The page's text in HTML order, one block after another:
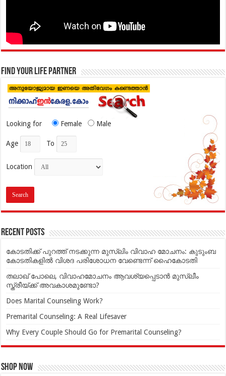
Find your life partner
Looking for Female Male
Age To
Location
Recent Posts
കോടതിക്ക് പുറത്ത് നടക്കുന്ന മുസ്‌ലിം വിവാഹ മോചനം: കുടുംബ
കോടതികളില്‍ വിശദ പരിശോധന വേണ്ടെന്ന് ഹൈകോടതി
തലാഖ് പോലെ, വിവാഹമോചനം ആവശ്യപ്പെടാൻ മുസ്ലീം
സ്ത്രീയ്ക്ക് അവകാശമുണ്ടോ?
Does Marital Counseling Work?
Premarital Counseling: A Real Lifesaver
Why Every Couple Should Go for Premarital Counseling?
Shop Now